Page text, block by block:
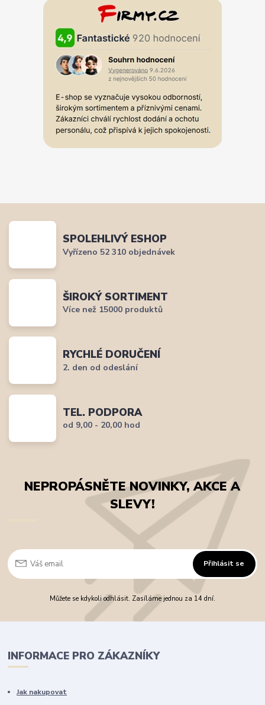
SPOLEHLIVÝ ESHOP
Vyřízeno 52 310 objednávek
ŠIROKÝ SORTIMENT
Více než 15000 produktů
RYCHLÉ DORUČENÍ
2. den od odeslání
TEL. PODPORA
od 9,00 - 20,00 hod
NEPROPÁSNĚTE NOVINKY, AKCE A
SLEVY!
Přihlásit se
Můžete se kdykoli odhlásit. Zasíláme jednou za 14 dní.
INFORMACE PRO ZÁKAZNÍKY
Jak nakupovat